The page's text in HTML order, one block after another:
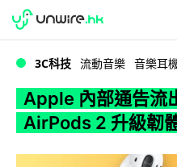
WWDC 2026
3C科技 流動音樂 音樂耳
Apple 內部通告流
AirPods 2 升級韌